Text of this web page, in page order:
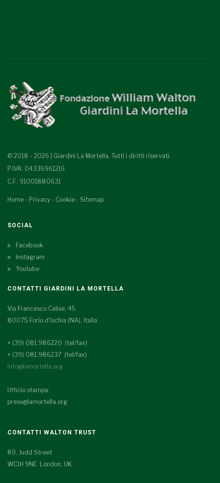
© 2018 - 2026 | Giardini La Mortella. Tutti i diritti riservati.
P.IVA: 04336961216
C.F.: 91001880631
Home - Privacy - Cookie - Sitemap
SOCIAL
Facebook
Instagram
Youtube
CONTATTI GIARDINI LA MORTELLA
Via Francesco Calise, 45
80075 Forio d'Ischia (NA), Italia
+ (39) 081.986220 (tel/fax)
+ (39) 081.986237 (tel/fax)
info@lamortella.org
Ufficio stampa:
press@lamortella.org
CONTATTI WALTON TRUST
89, Judd Street
WC1H 9NE London, UK